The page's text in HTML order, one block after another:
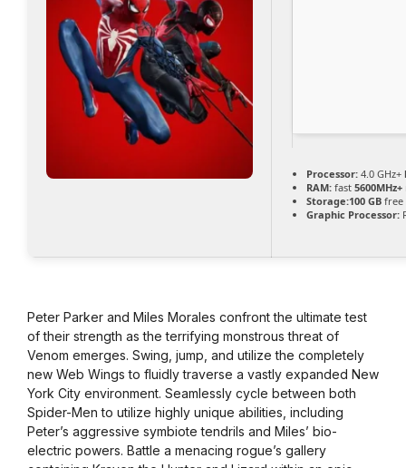
Processor: 4.0 GHz+
RAM: fast 5600MHz+
Storage:100 GB free
Graphic Processor:
Peter Parker and Miles Morales confront the ultimate test
of their strength as the terrifying monstrous threat of
Venom emerges. Swing, jump, and utilize the completely
new Web Wings to fluidly traverse a vastly expanded New
York City environment. Seamlessly cycle between both
Spider-Men to utilize highly unique abilities, including
Peter’s aggressive symbiote tendrils and Miles’ bio-
electric powers. Battle a menacing rogue’s gallery